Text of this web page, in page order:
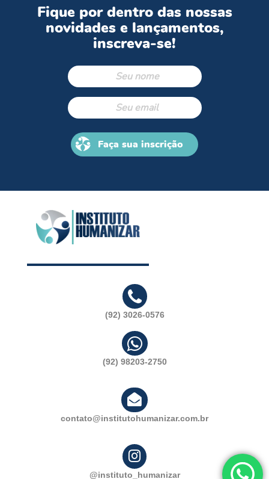
Fique por dentro das nossas
novidades e lançamentos,
inscreva-se!
Faça sua inscrição
(92) 3026-0576
(92) 98203-2750
contato@institutohumanizar.com.br
@instituto_humanizar